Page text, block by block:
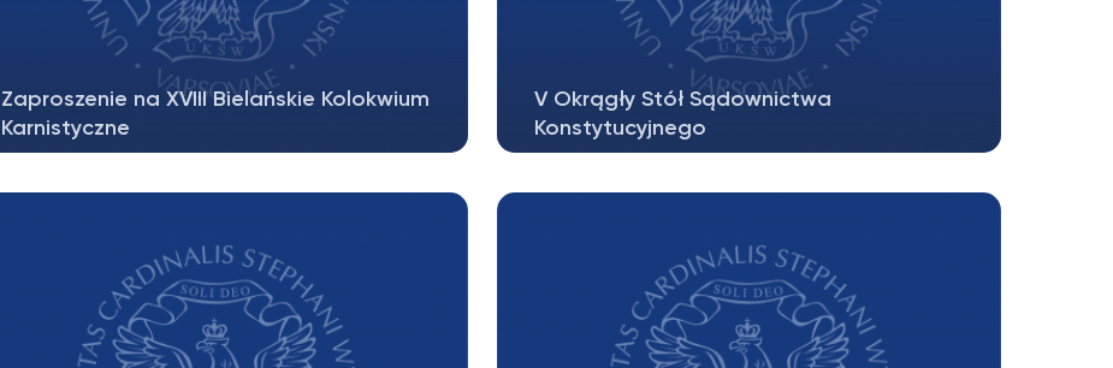
Zaproszenie na XVIII Bielańskie Kolokwium
Karnistyczne
Karnistyczne pt. „Ostatnio...
V Okrągły Stół Sądownictwa
Konstytucyjnego
formie webinarium konferencja...